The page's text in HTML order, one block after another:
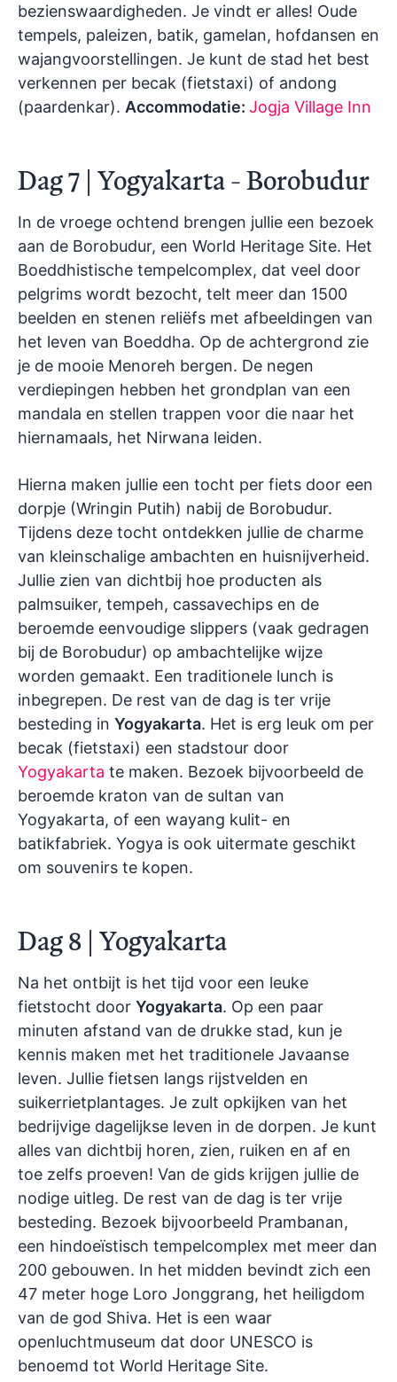
bezienswaardigheden. Je vindt er alles! Oude
tempels, paleizen, batik, gamelan, hofdansen en
wajangvoorstellingen. Je kunt de stad het best
verkennen per becak (fietstaxi) of andong
(paardenkar). Accommodatie: Jogja Village Inn
Dag 7 | Yogyakarta - Borobudur
In de vroege ochtend brengen jullie een bezoek
aan de Borobudur, een World Heritage Site. Het
Boeddhistische tempelcomplex, dat veel door
pelgrims wordt bezocht, telt meer dan 1500
beelden en stenen reliëfs met afbeeldingen van
het leven van Boeddha. Op de achtergrond zie
je de mooie Menoreh bergen. De negen
verdiepingen hebben het grondplan van een
mandala en stellen trappen voor die naar het
hiernamaals, het Nirwana leiden.
Hierna maken jullie een tocht per fiets door een
dorpje (Wringin Putih) nabij de Borobudur.
Tijdens deze tocht ontdekken jullie de charme
van kleinschalige ambachten en huisnijverheid.
Jullie zien van dichtbij hoe producten als
palmsuiker, tempeh, cassavechips en de
beroemde eenvoudige slippers (vaak gedragen
bij de Borobudur) op ambachtelijke wijze
worden gemaakt. Een traditionele lunch is
inbegrepen. De rest van de dag is ter vrije
besteding in Yogyakarta. Het is erg leuk om per
becak (fietstaxi) een stadstour door
Yogyakarta te maken. Bezoek bijvoorbeeld de
beroemde kraton van de sultan van
Yogyakarta, of een wayang kulit- en
batikfabriek. Yogya is ook uitermate geschikt
om souvenirs te kopen.
Dag 8 | Yogyakarta
Na het ontbijt is het tijd voor een leuke
fietstocht door Yogyakarta. Op een paar
minuten afstand van de drukke stad, kun je
kennis maken met het traditionele Javaanse
leven. Jullie fietsen langs rijstvelden en
suikerrietplantages. Je zult opkijken van het
bedrijvige dagelijkse leven in de dorpen. Je kunt
alles van dichtbij horen, zien, ruiken en af en
toe zelfs proeven! Van de gids krijgen jullie de
nodige uitleg. De rest van de dag is ter vrije
besteding. Bezoek bijvoorbeeld Prambanan,
een hindoeïstisch tempelcomplex met meer dan
200 gebouwen. In het midden bevindt zich een
47 meter hoge Loro Jonggrang, het heiligdom
van de god Shiva. Het is een waar
openluchtmuseum dat door UNESCO is
benoemd tot World Heritage Site.